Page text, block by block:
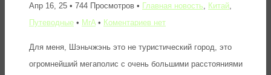
Апр 16, 25 • 744 Просмотров • Главная новость Китай
Путеводные • MrA • Коментариев нет
Для меня, Шэньчжэнь это не туристический город, это
огромнейший мегаполис с очень большими расстояниями